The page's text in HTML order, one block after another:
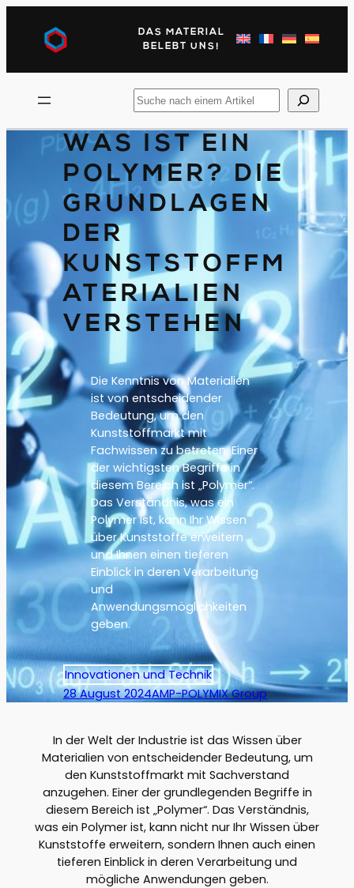
DAS MATERIAL
BELEBT UNS!
Suchen
Sie
nach
WAS IST EIN
POLYMER? DIE
GRUNDLAGEN
DER
KUNSTSTOFFM
ATERIALIEN
VERSTEHEN
Die Kenntnis von Materialien
ist von entscheidender
Bedeutung, um den
Kunststoffmarkt mit
Fachwissen zu betreten. Einer
der wichtigsten Begriffe in
diesem Bereich ist „Polymer“.
Das Verständnis, was ein
Polymer ist, kann Ihr Wissen
über Kunststoffe erweitern
und Ihnen einen tieferen
Einblick in deren Verarbeitung
und
Anwendungsmöglichkeiten
geben.
Innovationen und Technik
28 August 2024AMP-POLYMIX Group
In der Welt der Industrie ist das Wissen über
Materialien von entscheidender Bedeutung, um
den Kunststoffmarkt mit Sachverstand
anzugehen. Einer der grundlegenden Begriffe in
diesem Bereich ist „Polymer“. Das Verständnis,
was ein Polymer ist, kann nicht nur Ihr Wissen über
Kunststoffe erweitern, sondern Ihnen auch einen
tieferen Einblick in deren Verarbeitung und
mögliche Anwendungen geben.